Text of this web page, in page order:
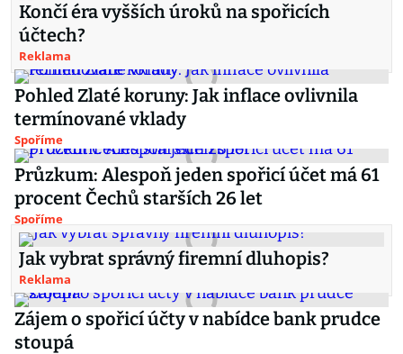
Končí éra vyšších úroků na spořicích
účtech?
Reklama
Pohled Zlaté koruny: Jak inflace ovlivnila
termínované vklady
Spoříme
Průzkum: Alespoň jeden spořicí účet má 61
procent Čechů starších 26 let
Spoříme
Jak vybrat správný firemní dluhopis?
Reklama
Zájem o spořicí účty v nabídce bank prudce
stoupá